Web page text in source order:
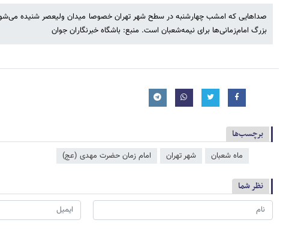
صداهایی که امشب چهارشنبه در سطح شهر تهران خصوصا میدان ولیعصر شنیده
بزرگ امام‌زمانی‌ها برای نیمه‌شعبان است. منبع: باشگاه خبرنگاران جوان
برچسب‌ها
ماه شعبان شهر تهران امام زمان حضرت مهدی (عج)
نظر شما